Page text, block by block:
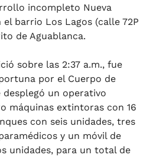
incompleto Nueva
barrio Los Lagos (calle 72P
de Aguablanca.
sobre las 2:37 a.m., fue
por el Cuerpo de
desplegó un operativo
máquinas extintoras con 16
con seis unidades, tres
y un móvil de
unidades, para un total de